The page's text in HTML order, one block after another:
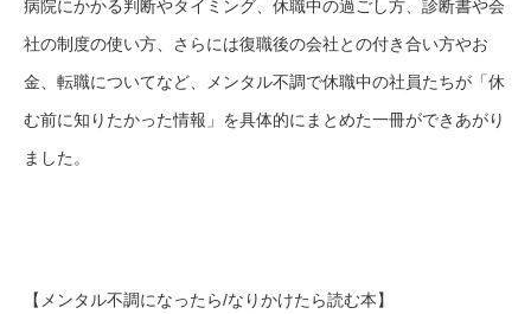
病院にかかる判断やタイミング、休職中の過ごし方、診断書や会
社の制度の使い方、さらには復職後の会社との付き合い方やお
金、転職についてなど、メンタル不調で休職中の社員たちが「休
む前に知りたかった情報」を具体的にまとめた一冊ができあがり
ました。
【メンタル不調になったら/なりかけたら読む本】